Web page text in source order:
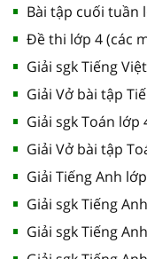
Bài tập cuối tuần
Đề thi lớp 4 (các
Giải sgk Tiếng
Giải Vở bài tập
Giải sgk Toán lớp
Giải Vở bài tập
Giải Tiếng Anh
Giải sgk Tiếng
Giải sgk Tiếng